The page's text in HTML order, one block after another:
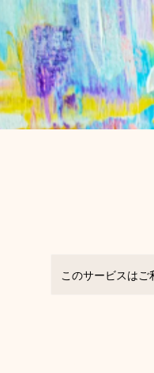
このサービスはご